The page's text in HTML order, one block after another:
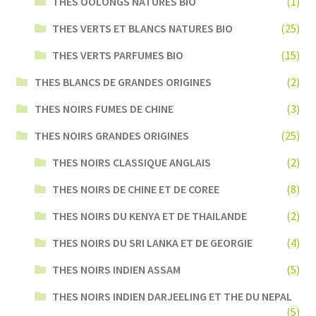
THES VERTS ET BLANCS NATURES BIO
(25)
THES VERTS PARFUMES BIO
(15)
THES BLANCS DE GRANDES ORIGINES
(2)
THES NOIRS FUMES DE CHINE
(3)
THES NOIRS GRANDES ORIGINES
(25)
THES NOIRS CLASSIQUE ANGLAIS
(2)
THES NOIRS DE CHINE ET DE COREE
(8)
THES NOIRS DU KENYA ET DE THAILANDE
(2)
THES NOIRS DU SRI LANKA ET DE GEORGIE
(4)
THES NOIRS INDIEN ASSAM
(5)
THES NOIRS INDIEN DARJEELING ET THE DU NEPAL
(5)